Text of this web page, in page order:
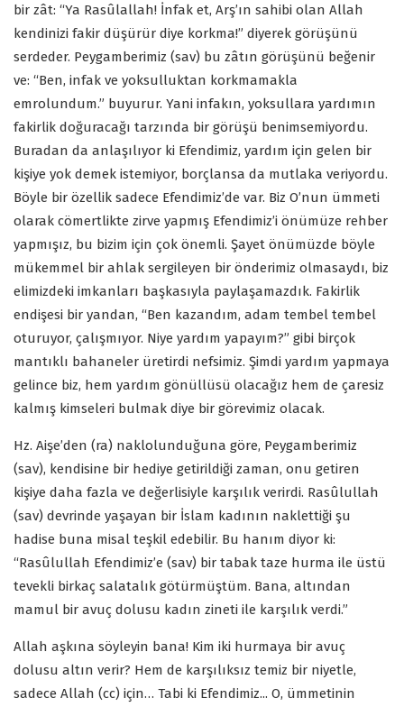
bir zât: “Ya Rasûlallah! İnfak et, Arş’ın sahibi olan Allah
kendinizi fakir düşürür diye korkma!” diyerek görüşünü
serdeder. Peygamberimiz (sav) bu zâtın görüşünü beğenir
ve: “Ben, infak ve yoksulluktan korkmamakla
emrolundum.” buyurur. Yani infakın, yoksullara yardımın
fakirlik doğuracağı tarzında bir görüşü benimsemiyordu.
Buradan da anlaşılıyor ki Efendimiz, yardım için gelen bir
kişiye yok demek istemiyor, borçlansa da mutlaka veriyordu.
Böyle bir özellik sadece Efendimiz’de var. Biz O’nun ümmeti
olarak cömertlikte zirve yapmış Efendimiz’i önümüze rehber
yapmışız, bu bizim için çok önemli. Şayet önümüzde böyle
mükemmel bir ahlak sergileyen bir önderimiz olmasaydı, biz
elimizdeki imkanları başkasıyla paylaşamazdık. Fakirlik
endişesi bir yandan, “Ben kazandım, adam tembel tembel
oturuyor, çalışmıyor. Niye yardım yapayım?” gibi birçok
mantıklı bahaneler üretirdi nefsimiz. Şimdi yardım yapmaya
gelince biz, hem yardım gönüllüsü olacağız hem de çaresiz
kalmış kimseleri bulmak diye bir görevimiz olacak.
Hz. Aişe’den (ra) naklolunduğuna göre, Peygamberimiz
(sav), kendisine bir hediye getirildiği zaman, onu getiren
kişiye daha fazla ve değerlisiyle karşılık verirdi. Rasûlullah
(sav) devrinde yaşayan bir İslam kadının naklettiği şu
hadise buna misal teşkil edebilir. Bu hanım diyor ki:
“Rasûlullah Efendimiz’e (sav) bir tabak taze hurma ile üstü
tevekli birkaç salatalık götürmüştüm. Bana, altından
mamul bir avuç dolusu kadın zineti ile karşılık verdi.”
Allah aşkına söyleyin bana! Kim iki hurmaya bir avuç
dolusu altın verir? Hem de karşılıksız temiz bir niyetle,
sadece Allah (cc) için… Tabi ki Efendimiz... O, ümmetinin